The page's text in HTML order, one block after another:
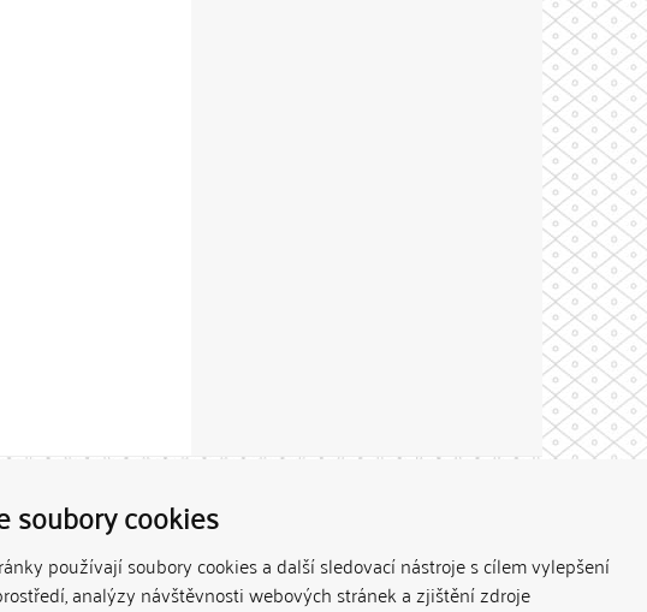
soubory cookies
používají soubory cookies a další sledovací nástroje s cílem vylepšení
analýzy návštěvnosti webových stránek a zjištění zdroje